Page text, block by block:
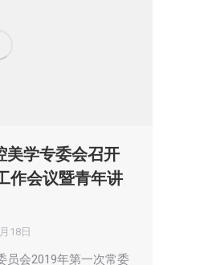
美学专委会召开
作会议暨青年讲
18日
员会2019年第一次常委